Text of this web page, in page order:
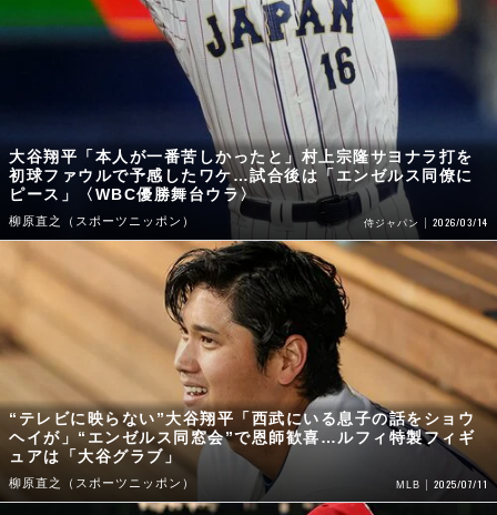
大谷翔平「本人が一番苦しかったと」村上宗隆サヨナラ打を
初球ファウルで予感したワケ…試合後は「エンゼルス同僚に
ピース」〈WBC優勝舞台ウラ〉
柳原直之（スポーツニッポン） 侍ジャパン 2026/03/14
“テレビに映らない”大谷翔平「西武にいる息子の話をショウ
ヘイが」“エンゼルス同窓会”で恩師歓喜…ルフィ特製フィギ
ュアは「大谷グラブ」
柳原直之（スポーツニッポン） MLB 2025/07/11